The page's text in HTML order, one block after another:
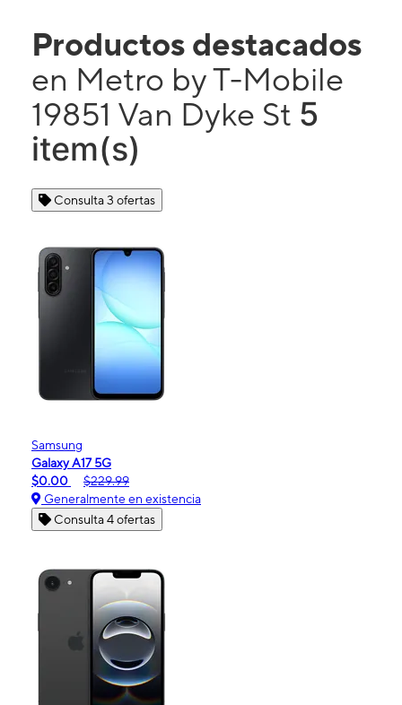
Productos destacados
en Metro by T-Mobile
19851 Van Dyke St 5
item(s)
Consulta 3 ofertas
Samsung
Galaxy A17 5G
$0.00
$229.99
Generalmente en existencia
Consulta 4 ofertas